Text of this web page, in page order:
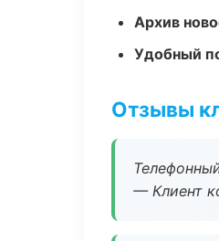
Архив
Удобный
Отзывы
— Клиент